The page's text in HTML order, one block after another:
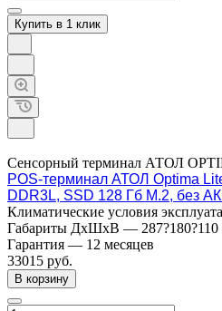
Купить в 1 клик
Сенсорный терминал АТОЛ
POS-терминал АТОЛ Optima
DDR3L, SSD 128 Гб M.2, без
Климатические условия
Габариты ДхШхВ —
Гарантия — 12 месяцев
33015 руб.
В корзину